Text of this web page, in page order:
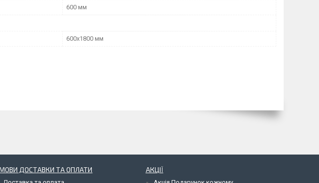
600 мм
600х1800 мм
ДОСТАВКИ ТА ОПЛАТИ АКЦІЇ